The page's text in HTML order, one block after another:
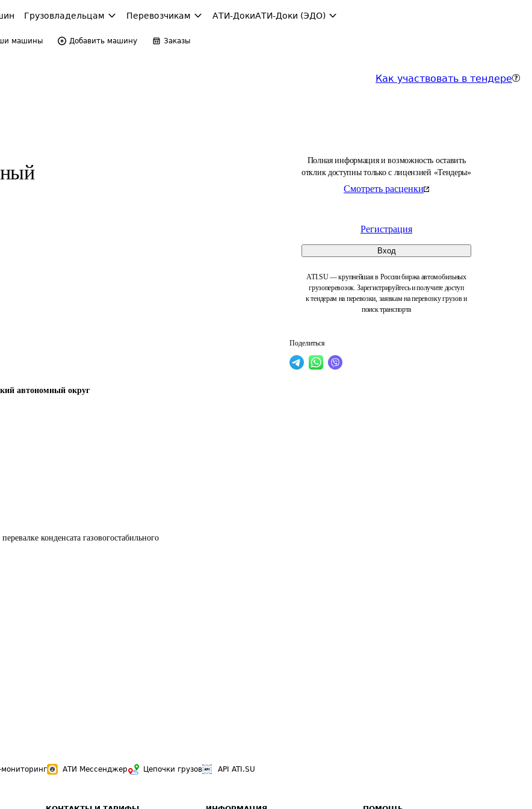
Грузовладельцам Перевозчикам АТИ-ДокиАТИ-Доки (ЭДО)
машины Добавить машину Заказы
Как участвовать в тендере
Полная информация и возможность оставить
отклик доступны только с лицензией «Тендеры»
Смотреть расценки
Регистрация
Вход
ATI.SU — крупнейшая в России биржа автомобильных
грузоперевозок. Зарегистрируйтесь и получите доступ
к тендерам на перевозки, заявкам на перевозку грузов и
поиск транспорта
Поделиться
автономный округ
конденсата газовогостабильного
мониторинг АТИ Мессенджер Цепочки грузов API ATI.SU